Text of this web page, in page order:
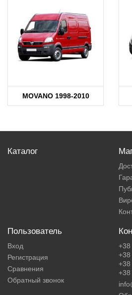
MOVANO 1998-2010
Каталог
Пользователь
Вход
Регистрация
Сравнения
Обратный звонок